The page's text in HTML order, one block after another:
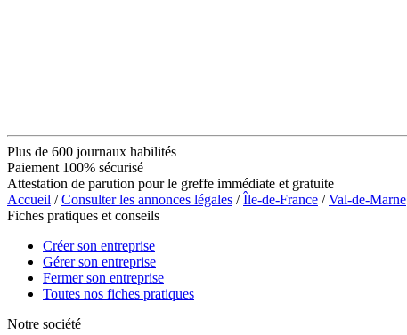
Plus de 600 journaux habilités
Paiement 100% sécurisé
Attestation de parution pour le greffe immédiate et gratuite
Accueil /Consulter les annonces légales /Île-de-France /Val-de-Marne
Fiches pratiques et conseils
Créer son entreprise
Gérer son entreprise
Fermer son entreprise
Toutes nos fiches pratiques
Notre société